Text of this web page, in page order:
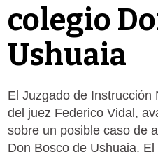
colegio
Ushuaia
El Juzgado de Instrucción
del juez Federico Vidal,
sobre un posible caso de
Don Bosco de Ushuaia.